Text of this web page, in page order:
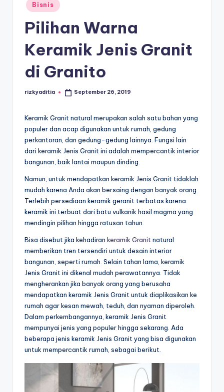
Posted
in
Bisnis
Pilihan Warna
Keramik Jenis Granit
di Granito
Posted
rizkyaditia September 26, 2019
Keramik Granit natural merupakan salah satu bahan yang
populer dan acap digunakan untuk rumah, gedung
perkantoran, dan gedung-gedung lainnya. Fungsi lain
dari keramik Jenis Granit ini adalah mempercantik interior
bangunan, baik lantai maupun dinding.
Namun, untuk mendapatkan keramik Jenis Granit tidaklah
mudah karena Anda akan bersaing dengan banyak orang.
Terlebih persediaan keramik geranit terbatas karena
keramik ini terbuat dari batu vulkanik hasil magma yang
mendingin pilihan hingga ratusan tahun.
Bisa disebut jika kehadiran keramik Granit natural
memberikan tren tersendiri untuk desain interior
bangunan, seperti rumah. Selain tahan lama, keramik
Jenis Granit ini dikenal mudah perawatannya. Tidak
mengherankan jika banyak orang yang berusaha
mendapatkan keramik Jenis Granit untuk diaplikasikan ke
rumah agar kesan mewah, teduh, dan nyaman diperoleh.
Dalam perkembangannya, keramik Jenis Granit
mempunyai jenis yang populer hingga sekarang. Ada
beberapa jenis keramik Jenis Granit yang bisa digunakan
untuk mempercantik rumah, sebagai berikut.